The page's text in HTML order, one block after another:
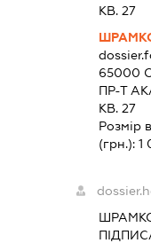
КВ. 27
65000
ПР-Т
КВ. 27
Розмір
(грн.):1